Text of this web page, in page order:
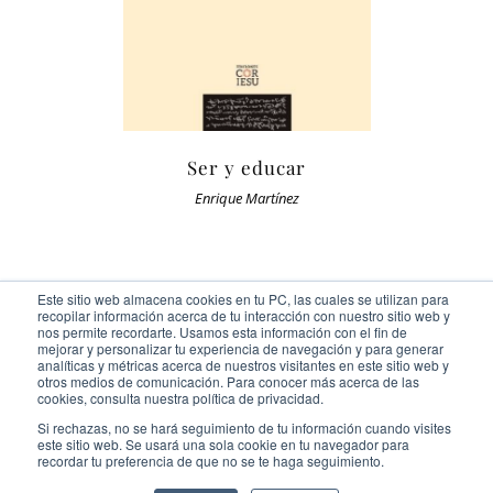
Este sitio web almacena cookies en tu PC, las cuales se utilizan para
recopilar información acerca de tu interacción con nuestro sitio web y
nos permite recordarte. Usamos esta información con el fin de
mejorar y personalizar tu experiencia de navegación y para generar
analíticas y métricas acerca de nuestros visitantes en este sitio web y
otros medios de comunicación. Para conocer más acerca de las
cookies, consulta nuestra política de privacidad.
Si rechazas, no se hará seguimiento de tu información cuando visites
este sitio web. Se usará una sola cookie en tu navegador para
recordar tu preferencia de que no se te haga seguimiento.
Ser y educar
Enrique Martínez
Ediciones Cor Iesu Copyright 2020 |id digital agency
Eliminar cookies